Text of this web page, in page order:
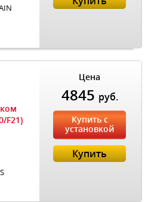
F21)
Цена
4845 руб.
Купить с
установкой
Купить